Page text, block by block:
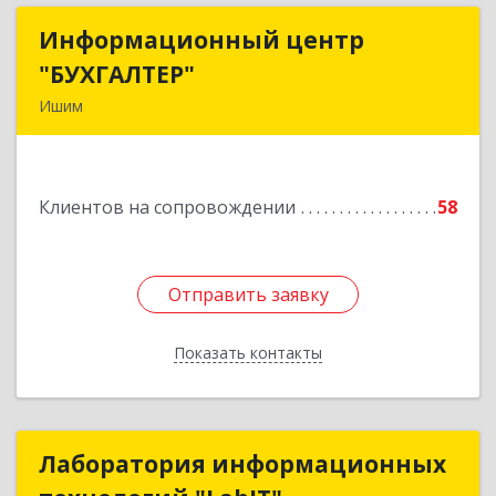
Информационный центр
"БУХГАЛТЕР"
Ишим
Клиентов на сопровождении 58
Отправить заявку
Показать контакты
Информационный центр
Подробнее
Отправить заявку
Назад
Лаборатория информационных
Лаборатория информационных